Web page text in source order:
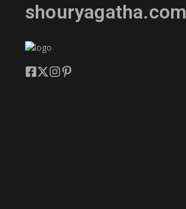
shouryagatha.com